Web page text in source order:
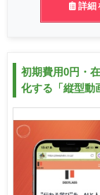
詳細
初期費用0円・
化する「縦型動